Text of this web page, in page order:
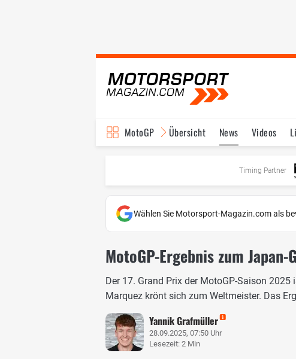
MotoGP Übersicht News Videos
Timing Partner
Wählen Sie Motorsport-Magazin.com als
MotoGP-Ergebnis zum
Der 17. Grand Prix der MotoGP-Saison
Marquez krönt sich zum Weltmeister. Das
Yannik Grafmüller
28.09.2025, 07:50 Uhr
Lesezeit: 2 Min